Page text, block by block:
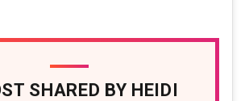
SHARED BY HEIDI